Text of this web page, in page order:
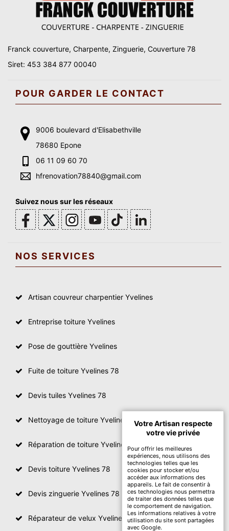
Franck couverture, Charpente, Zinguerie, Couverture 78
Siret: 453 384 877 00040
POUR GARDER LE CONTACT
9006 boulevard d'Elisabethville
78680 Epone
06 11 09 60 70
hfrenovation78840@gmail.com
Suivez nous sur les réseaux
NOS SERVICES
Artisan couvreur charpentier Yvelines
Entreprise toiture Yvelines
Pose de gouttière Yvelines
Fuite de toiture Yvelines 78
Devis tuiles Yvelines 78
Nettoyage de toiture Yvelines
Réparation de toiture Yvelines 78
Devis toiture Yvelines 78
Devis zinguerie Yvelines 78
Réparateur de velux Yvelines 78
Votre Artisan respecte
votre vie privée
Pour offrir les meilleures
expériences, nous utilisons des
technologies telles que les
cookies pour stocker et/ou
accéder aux informations des
appareils. Le fait de consentir à
ces technologies nous permettra
de traiter des données telles que
le comportement de navigation.
Les informations relatives à votre
utilisation du site sont partagées
avec Google.